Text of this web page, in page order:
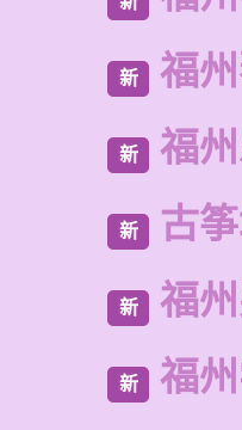
新 福
新 福
新 古
新 福
新 福